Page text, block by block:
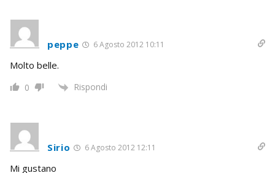
peppe 6 Agosto 2012 10:11
Molto belle.
0 Rispondi
Sirio 6 Agosto 2012 12:11
Mi gustano